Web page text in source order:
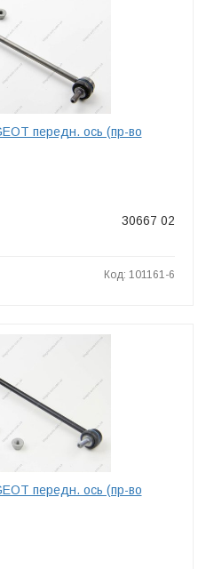
передн. ось (пр-во
30667 02
Код: 101161-6
передн. ось (пр-во